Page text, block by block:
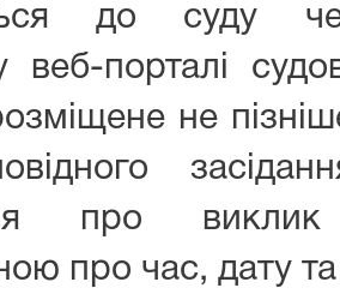
до суду
веб-порталі
не
про
про час, дату